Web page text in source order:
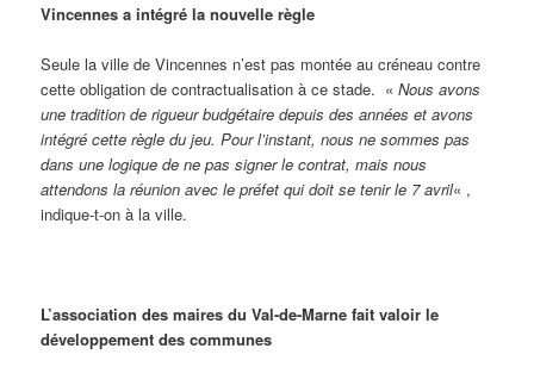
Vincennes a intégré la nouvelle règle
Seule la ville de Vincennes n’est pas montée au créneau contre
cette obligation de contractualisation à ce stade. «Nous avons
une tradition de rigueur budgétaire depuis des années et avons
intégré cette règle du jeu. Pour l’instant, nous ne sommes pas
dans une logique de ne pas signer le contrat, mais nous
attendons la réunion avec le préfet qui doit se tenir le 7 avril« ,
indique-t-on à la ville.
L’association des maires du Val-de-Marne fait valoir le
développement des communes